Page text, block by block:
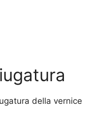
della vernice